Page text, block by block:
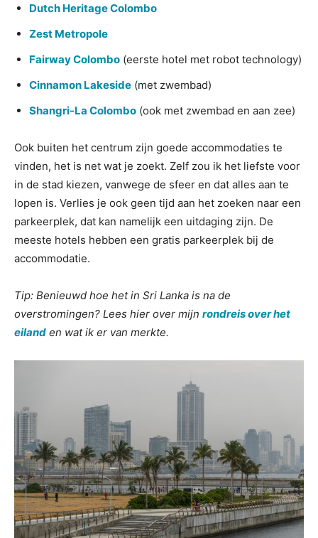
Dutch Heritage Colombo
Zest Metropole
Fairway Colombo (eerste hotel met robot technology)
Cinnamon Lakeside (met zwembad)
Shangri-La Colombo (ook met zwembad en aan zee)
Ook buiten het centrum zijn goede accommodaties te
vinden, het is net wat je zoekt. Zelf zou ik het liefste voor
in de stad kiezen, vanwege de sfeer en dat alles aan te
lopen is. Verlies je ook geen tijd aan het zoeken naar een
parkeerplek, dat kan namelijk een uitdaging zijn. De
meeste hotels hebben een gratis parkeerplek bij de
accommodatie.
Tip: Benieuwd hoe het in Sri Lanka is na de
overstromingen? Lees hier over mijn rondreis over het
eiland en wat ik er van merkte.